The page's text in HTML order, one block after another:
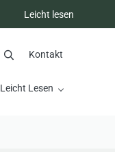
Leicht lesen
SuchenKontakt
Leicht Lesen